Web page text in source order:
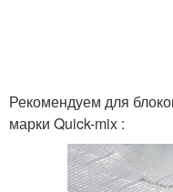
Рекомендуем для
марки Quick-mix :